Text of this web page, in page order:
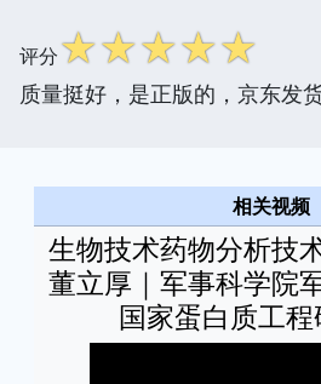
评分☆☆☆☆☆
质量挺好，是正版的，京东发
相关视频
生物技术药物分析技
董立厚｜军事科学院
国家蛋白质工